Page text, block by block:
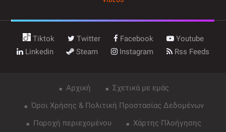
Tiktok Twitter Facebook
Youtube
Linkedin
Steam Instagram Rss Feeds
Αρχική
Σχετικά με εμάς
Όροι Χρήσης & Πολιτική Προστασίας Δεδομένων
Παροχή περιεχομένου
Χάρτης Πλοήγησης